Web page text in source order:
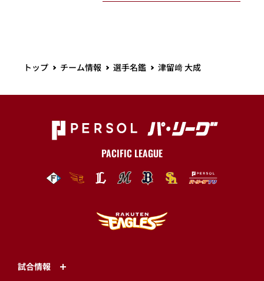
トップ チーム情報 選手名鑑 津留﨑 大成
PACIFIC LEAGUE
試合情報